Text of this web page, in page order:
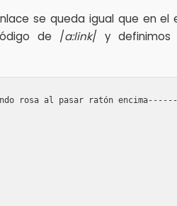
se queda igual que en el
de /a:link/ y definimos
rosa al pasar ratón